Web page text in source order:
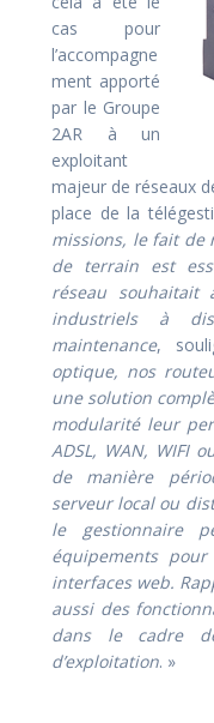
cas pour
l’accompagne
ment apporté
par le Groupe
2AR à un
exploitant
majeur de réseaux
place de la
missions, le fait de
de terrain est
réseau souhaitait
industriels à
maintenance,
optique, nos
une solution
modularité leur
ADSL, WAN, WIFI
de manière
serveur local ou
le gestionnaire
équipements
interfaces web.
aussi des
dans le cadre
d’exploitation. »